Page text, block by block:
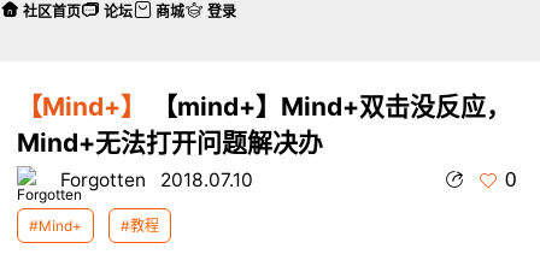
【Mind+】
【mind+】Mind+双击没反应，
Mind+无法打开问题解决办
Forgotten 2018.07.10 0
#Mind+ #教程
社区首页 论坛 商城 登录